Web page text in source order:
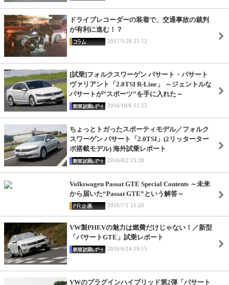
ドライブレコーダーの装着で、交通事故の裁判
が有利に進む！？
2017/5/26 21:12
[試乗]フォルクスワーゲン パサート・パサート
ヴァリアント「2.0TSI R-Line」 ～ジェントルな
パサートが”スポーツ”を手に入れた～
2016/10/6 11:25
ちょっとトガったスポーティモデル／フォルク
スワーゲン パサート「2.0TSI」(2リッターター
ボ搭載モデル) 海外試乗レポート
2016/8/2 15:38
Volkswagen Passat GTE Special Contents ～未来
から届いた“Passat GTE”という解答～
2016/7/1 11:20
VW製PHEVの魅力は燃費だけじゃない！／新型
「パサートGTE」試乗レポート
2016/6/14 19:15
VWのプラグインハイブリッド第2弾「パサート